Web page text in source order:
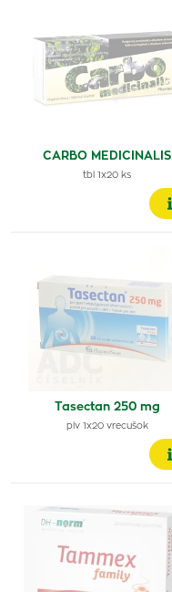
CARBO MEDICINALIS
tbl 1x20 ks
Tasectan 250 mg
plv 1x20 vrecušok